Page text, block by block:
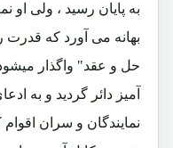
به پایان رسید ، ولی او
بهانه می آورد که
حل و عقد" واگذار
آمیز دائر گردید و به
نمایندگان و سران